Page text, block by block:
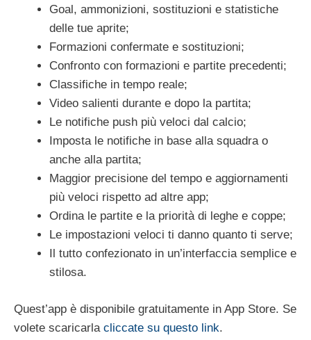
Goal, ammonizioni, sostituzioni e statistiche
delle tue aprite;
Formazioni confermate e sostituzioni;
Confronto con formazioni e partite precedenti;
Classifiche in tempo reale;
Video salienti durante e dopo la partita;
Le notifiche push più veloci dal calcio;
Imposta le notifiche in base alla squadra o
anche alla partita;
Maggior precisione del tempo e aggiornamenti
più veloci rispetto ad altre app;
Ordina le partite e la priorità di leghe e coppe;
Le impostazioni veloci ti danno quanto ti serve;
Il tutto confezionato in un’interfaccia semplice e
stilosa.
Quest’app è disponibile gratuitamente in App Store. Se
volete scaricarla cliccate su questo link.